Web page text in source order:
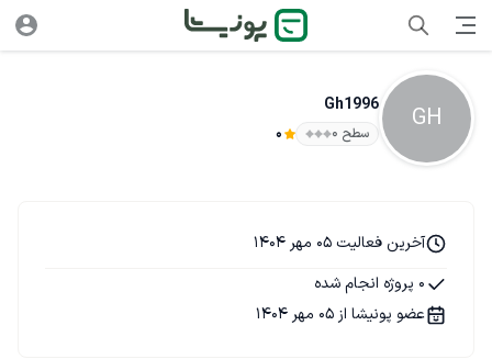
GH
Gh1996
سطح ۰ 0
آخرین فعالیت 05 مهر 1404
0 پروژه انجام شده
عضو پونیشا از 05 مهر 1404